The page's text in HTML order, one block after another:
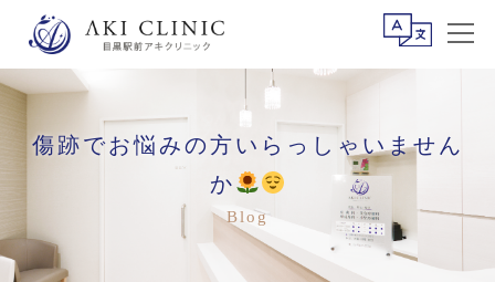
傷跡でお悩みの方いらっしゃいません
か